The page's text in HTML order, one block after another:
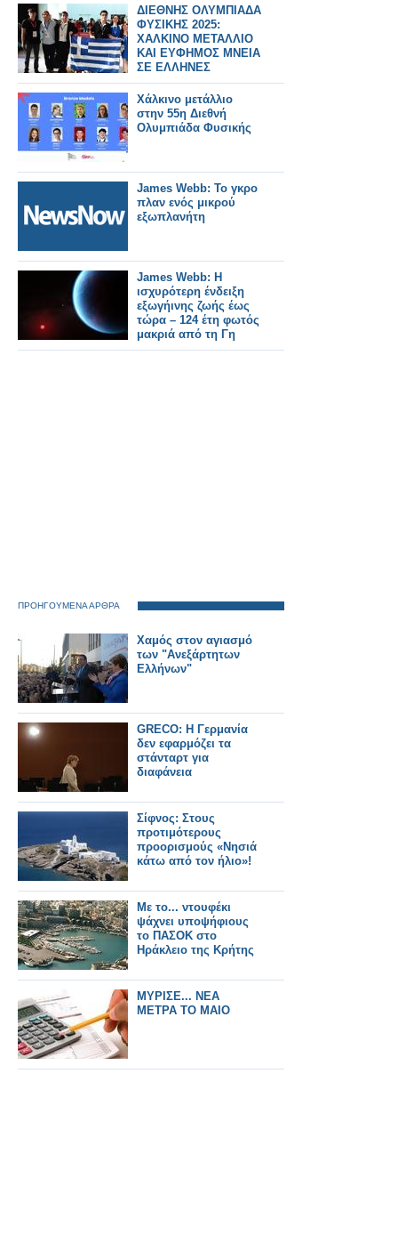
ΔΙΕΘΝΗΣ ΟΛΥΜΠΙΑΔΑ
ΦΥΣΙΚΗΣ 2025:
ΧΑΛΚΙΝΟ ΜΕΤΑΛΛΙΟ
ΚΑΙ ΕΥΦΗΜΟΣ ΜΝΕΙΑ
ΣΕ ΕΛΛΗΝΕΣ
ΜΑΘΗΤΕΣ
Χάλκινο μετάλλιο
στην 55η Διεθνή
Ολυμπιάδα Φυσικής
James Webb: Το γκρο
πλαν ενός μικρού
εξωπλανήτη
James Webb: Η
ισχυρότερη ένδειξη
εξωγήινης ζωής έως
τώρα – 124 έτη φωτός
μακριά από τη Γη
ΠΡΟΗΓΟΥΜΕΝΑ ΑΡΘΡΑ
Χαμός στον αγιασμό
των "Ανεξάρτητων
Ελλήνων"
GRECO: Η Γερμανία
δεν εφαρμόζει τα
στάνταρτ για
διαφάνεια
Σίφνος: Στους
προτιμότερους
προορισμούς «Νησιά
κάτω από τον ήλιο»!
Με το... ντουφέκι
ψάχνει υποψήφιους
το ΠΑΣΟΚ στο
Ηράκλειο της Κρήτης
ΜΥΡΙΣΕ... ΝΕΑ
ΜΕΤΡΑ ΤΟ ΜΑΙΟ